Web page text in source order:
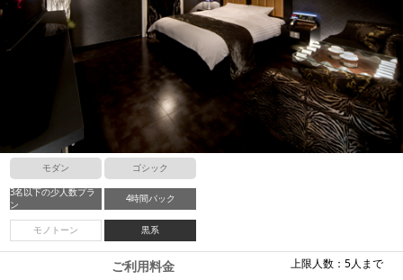
モダン ゴシック
3名以下の少人数プラ
ン
4時間パック
モノトーン 黒系
上限人数：5人まで
ご利用料金